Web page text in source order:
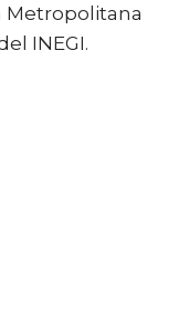
Metropolitana
INEGI.